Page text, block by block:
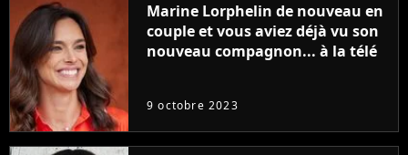
Marine Lorphelin de nouveau en
couple et vous aviez déjà vu son
nouveau compagnon... à la télé
9 octobre 2023